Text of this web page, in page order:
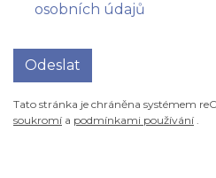
osobních údajů
Odeslat
Tato stránka je chráněna systémem
soukromí a podmínkami používání .